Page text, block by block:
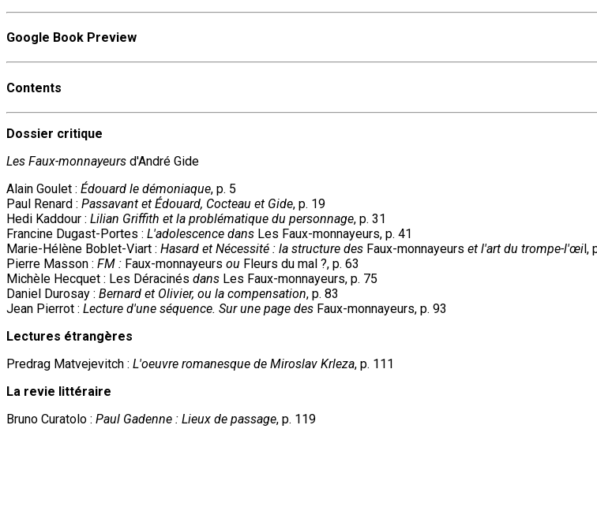
Google Book Preview
Contents
Dossier critique
Les Faux-monnayeurs d'André Gide
Alain Goulet : Édouard le démoniaque, p. 5
Paul Renard : Passavant et Édouard, Cocteau et Gide, p. 19
Hedi Kaddour : Lilian Griffith et la problématique du personnage, p. 31
Francine Dugast-Portes : L'adolescence dans Les Faux-monnayeurs, p. 41
Marie-Hélène Boblet-Viart : Hasard et Nécessité : la structure des Faux-monnayeurs et l'art du trompe-l'œil,
Pierre Masson : FM : Faux-monnayeurs ou Fleurs du mal ?, p. 63
Michèle Hecquet : Les Déracinés dans Les Faux-monnayeurs, p. 75
Daniel Durosay : Bernard et Olivier, ou la compensation, p. 83
Jean Pierrot : Lecture d'une séquence. Sur une page des Faux-monnayeurs, p. 93
Lectures étrangères
Predrag Matvejevitch : L'oeuvre romanesque de Miroslav Krleza, p. 111
La revie littéraire
Bruno Curatolo : Paul Gadenne : Lieux de passage, p. 119